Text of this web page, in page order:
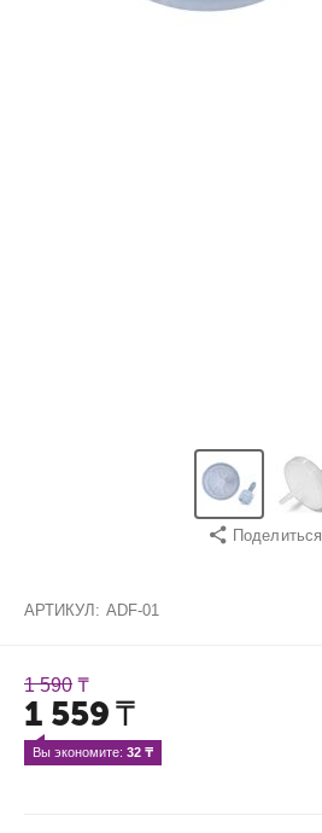
Поделиться
АРТИКУЛ: ADF-01
1 590 ₸
1 559₸
Вы экономите: 32 ₸